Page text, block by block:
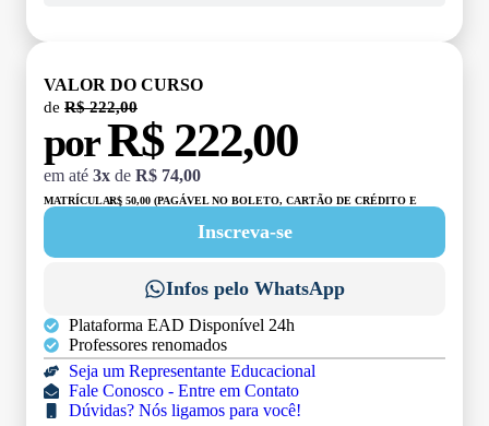
VALOR DO CURSO
de R$ 222,00
porR$ 222,00
em até 3x de R$ 74,00
MATRÍCULA:R$ 50,00 (PAGÁVEL NO BOLETO, CARTÃO DE CRÉDITO E
Inscreva-se
Infos pelo WhatsApp
Plataforma EAD Disponível 24h
Professores renomados
Seja um Representante Educacional
Fale Conosco - Entre em Contato
Dúvidas? Nós ligamos para você!